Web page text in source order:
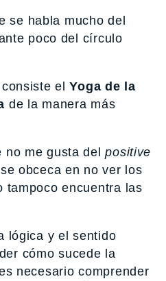
se habla mucho del
poco del círculo
consiste elYoga de la
de la manera más
no me gusta delpositive
obceca en no ver los
tampoco encuentra las
lógica y el sentido
cómo sucede la
necesario comprender